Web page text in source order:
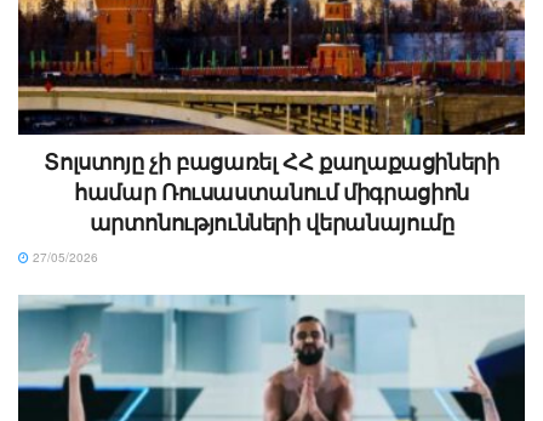
Տոլստոյը չի բացառել ՀՀ քաղաքացիների
համար Ռուսաստանում միգրացիոն
արտոնությունների վերանայումը
27/05/2026